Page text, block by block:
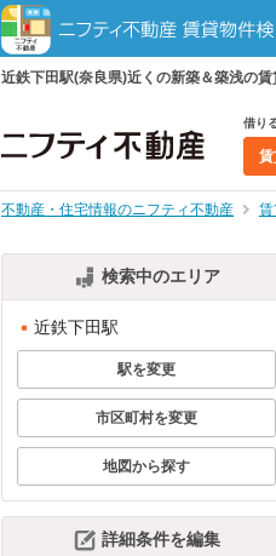
近鉄下田駅(奈良県)近くの新築＆築浅の
借り
不動産・住宅情報のニフティ不動産
検索中のエリア
近鉄下田駅
駅を変更
市区町村を変更
地図から探す
詳細条件を編集